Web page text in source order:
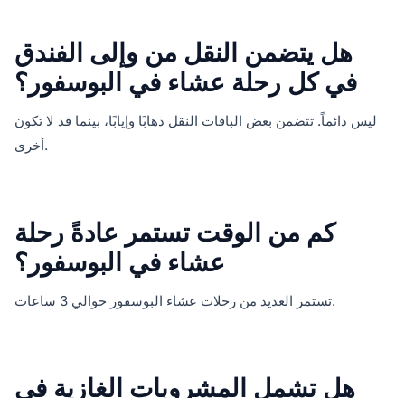
هل يتضمن النقل من وإلى الفندق
في كل رحلة عشاء في البوسفور؟
ليس دائماً. تتضمن بعض الباقات النقل ذهابًا وإيابًا، بينما قد لا تكون
أخرى.
كم من الوقت تستمر عادةً رحلة
عشاء في البوسفور؟
تستمر العديد من رحلات عشاء البوسفور حوالي 3 ساعات.
هل تشمل المشروبات الغازية في